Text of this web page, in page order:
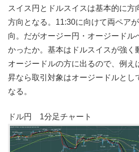
スイス円とドルスイスは基本的に方
方向となる。11:30に向けて両ペア
向。だがオージー円・オージードル
かったか。基本はドルスイスが強く
オージードルの方に出るので、例え
昇なら取引対象はオージードルとし
なる。
ドル円 1分足チャート